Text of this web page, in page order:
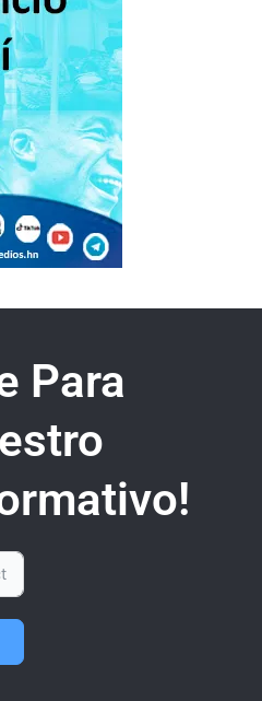
Para